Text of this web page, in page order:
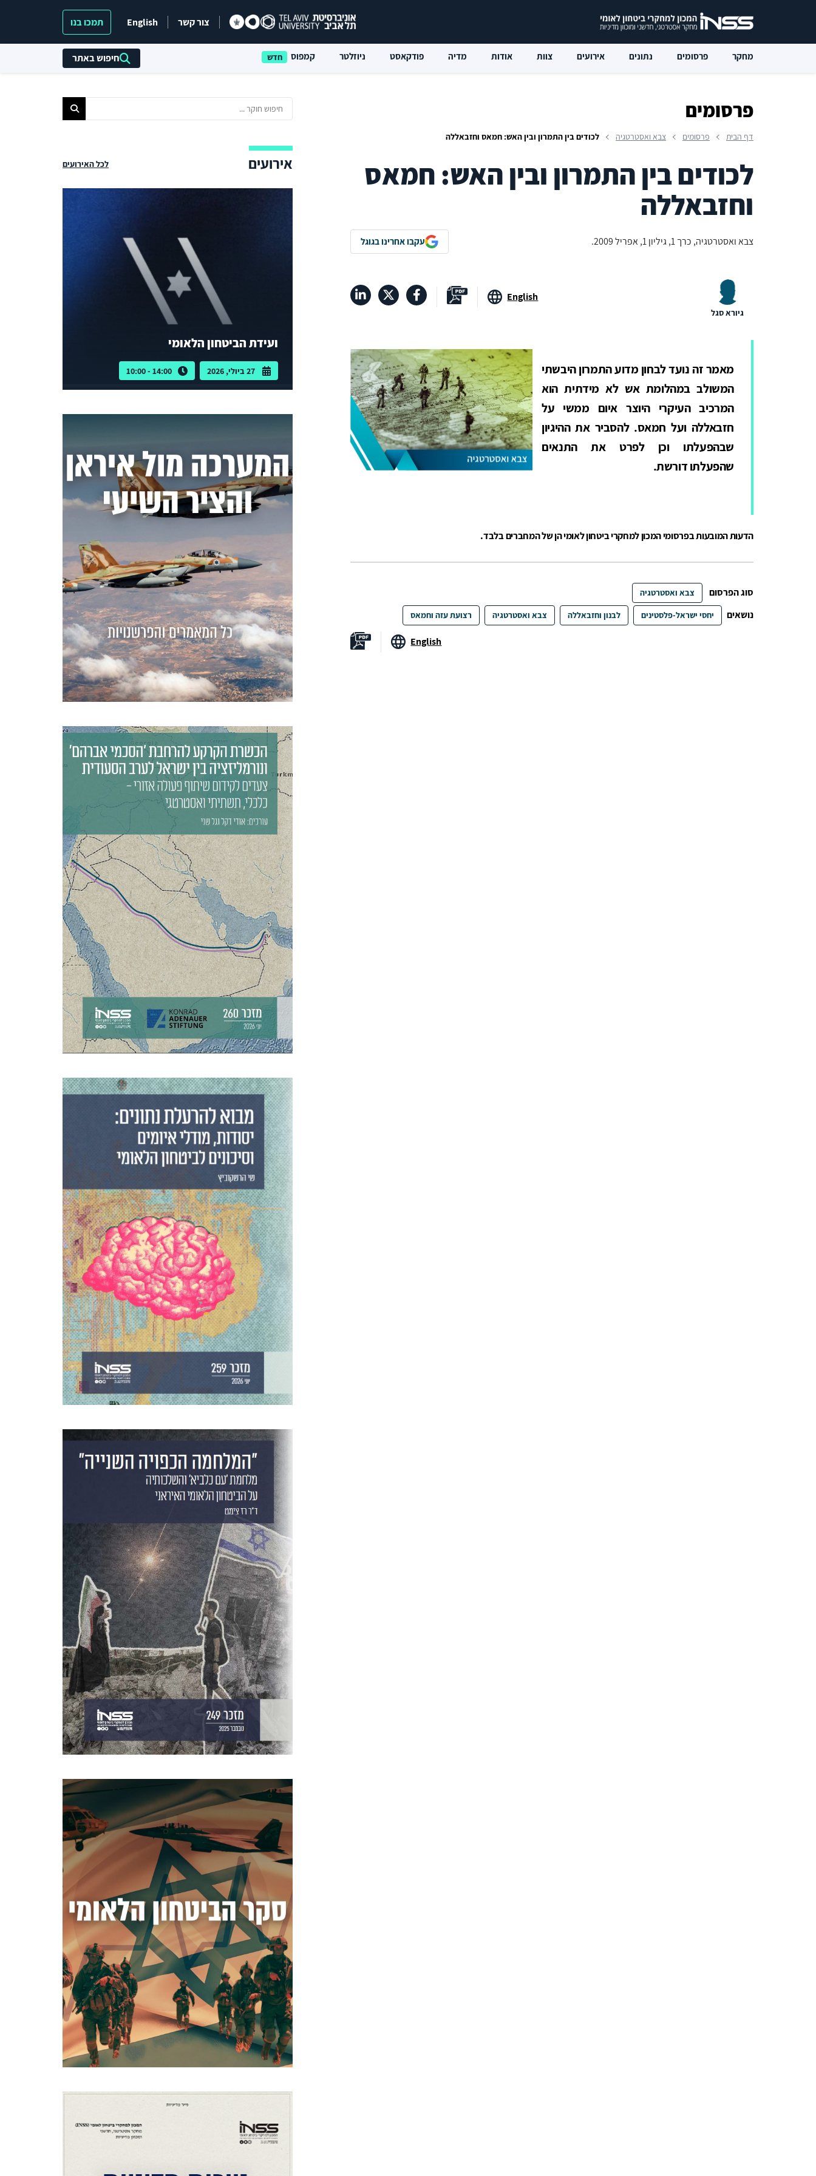
צור קשר English תמכו בנו
מחקר פרסומים נתונים אירועים צוות אודות מדיה פודקאסט ניוזלטר קמפוס חיפוש באתר
פרסומים
דף הבית פרסומים צבא ואסטרטגיה לכודים בין התמרון ובין האש: חמאס וחזבאללה
לכודים בין התמרון ובין האש: חמאס
וחזבאללה
צבא ואסטרטגיה, כרך 1, גיליון 1, אפריל 2009. עקבו אחרינו בגוגל
English
גיורא סגל
מאמר זה נועד לבחון מדוע התמרון היבשתי
המשולב במהלומת אש לא מידתית הוא
המרכיב העיקרי היוצר איום ממשי על
חזבאללה ועל חמאס. להסביר את ההיגיון
שבהפעלתו וכן לפרט את התנאים
שהפעלתו דורשת.
הדעות המובעות בפרסומי המכון למחקרי ביטחון לאומי הן של המחברים בלבד.
סוג הפרסום צבא ואסטרטגיה
נושאים יחסי ישראל-פלסטינים לבנון וחזבאללה צבא ואסטרטגיה רצועת עזה וחמאס
English
אירועים לכל האירועים
ועידת הביטחון הלאומי
27 ביולי, 2026 14:00 - 10:00